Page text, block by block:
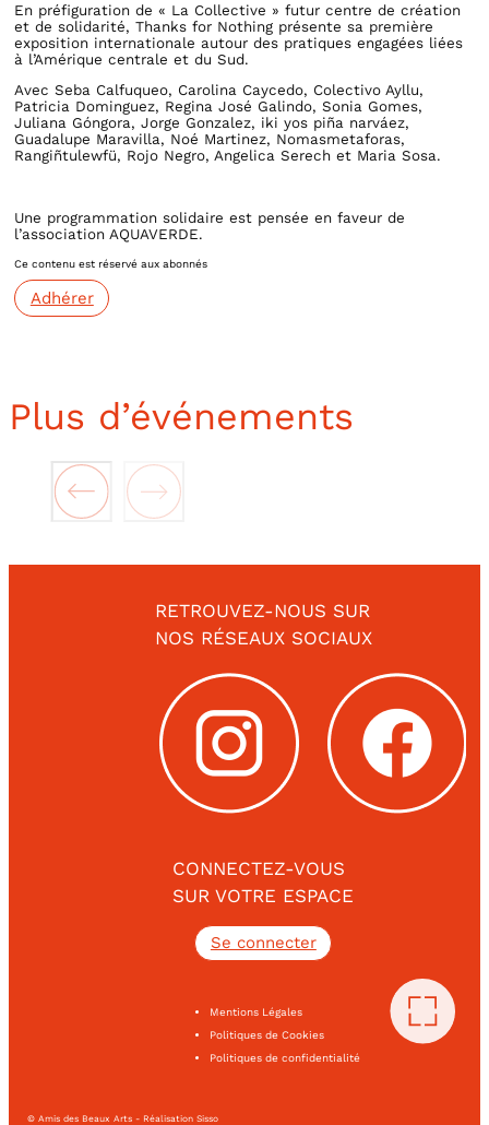
En préfiguration de « La Collective » futur centre de création
et de solidarité, Thanks for Nothing présente sa première
exposition internationale autour des pratiques engagées liées
à l’Amérique centrale et du Sud.
Avec Seba Calfuqueo, Carolina Caycedo, Colectivo Ayllu,
Patricia Dominguez, Regina José Galindo, Sonia Gomes,
Juliana Góngora, Jorge Gonzalez, iki yos piña narváez,
Guadalupe Maravilla, Noé Martinez, Nomasmetaforas,
Rangiñtulewfü, Rojo Negro, Angelica Serech et Maria Sosa.
Une programmation solidaire est pensée en faveur de
l’association AQUAVERDE.
Ce contenu est réservé aux abonnés
Adhérer
Plus d’événements
RETROUVEZ-NOUS SUR
NOS RÉSEAUX SOCIAUX
CONNECTEZ-VOUS
SUR VOTRE ESPACE
Se connecter
Mentions Légales
Politiques de Cookies
Politiques de confidentialité
© Amis des Beaux Arts - Réalisation Sisso